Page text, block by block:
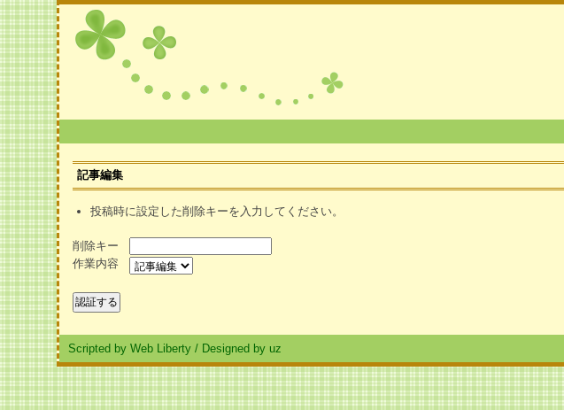
記事編集
投稿時に設定した削除キーを入力してください。
削除キー
作業内容
Scripted by Web Liberty / Designed by uz